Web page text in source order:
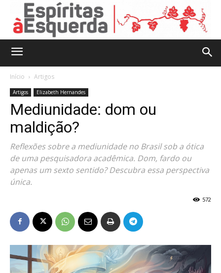
Início Artigos
Artigos Elizabeth Hernandes
Mediunidade: dom ou
maldição?
Reflexões sobre a mediunidade no Brasil sob a ótica
de uma pesquisadora acadêmica. Dom, fardo ou
apenas um sexto sentido? Descubra essa perspectiva
única.
572